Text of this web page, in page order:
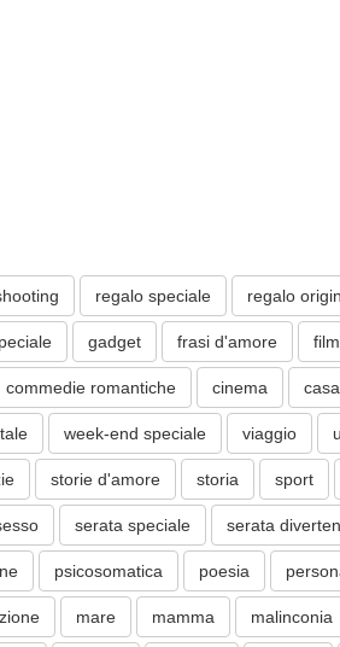
regalo speciale regalo
gadget frasi d'amore film
commedie romantiche cinema casa
week-end speciale viaggio
storie d'amore storia sport
serata speciale serata
psicosomatica poesia
mare mamma malinconia